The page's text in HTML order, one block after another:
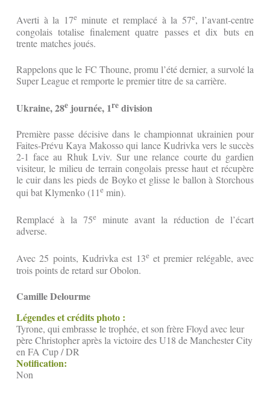
Averti à la 17eminute et remplacé à la 57e, l’avant-centre
congolais totalise finalement quatre passes et dix buts en
trente matches joués.
Rappelons que le FC Thoune, promu l’été dernier, a survolé la
Super League et remporte le premier titre de sa carrière.
Ukraine, 28e journée, 1re division
Première passe décisive dans le championnat ukrainien pour
Faites-Prévu Kaya Makosso qui lance Kudrivka vers le succès
2-1 face au Rhuk Lviv. Sur une relance courte du gardien
visiteur, le milieu de terrain congolais presse haut et récupère
le cuir dans les pieds de Boyko et glisse le ballon à Storchous
qui bat Klymenko (11e min).
Remplacé à la 75e minute avant la réduction de l’écart
adverse.
Avec 25 points, Kudrivka est 13eet premier relégable, avec
trois points de retard sur Obolon.
Camille Delourme
Légendes et crédits photo :
Tyrone, qui embrasse le trophée, et son frère Floyd avec leur
père Christopher après la victoire des U18 de Manchester City
en FA Cup / DR
Notification:
Non